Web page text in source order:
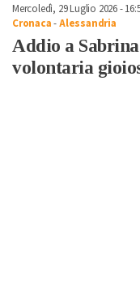
Mercoledì, 29 Luglio 2026 -
Cronaca-Alessandria
Addio a
volontaria